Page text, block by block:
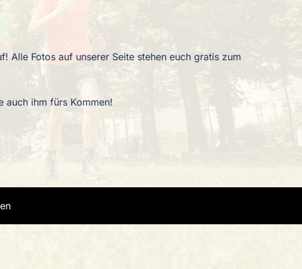
Alle Fotos auf unserer Seite stehen euch gratis zum
auch ihm fürs Kommen!